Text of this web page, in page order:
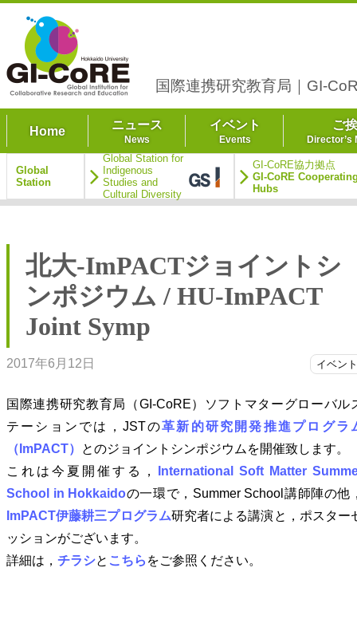
国際連携研究教育局｜GI-
Home ニュース
News
イベント
Events
ご
Director’s
Global
Station
Global Station for
Indigenous
Studies and
Cultural Diversity
GI-CoRE協力拠点
GI-CoRE
Hubs
北大-ImPACTジョイントシ
ンポジウム / HU-ImPACT
Joint Symp
イベント
2017年6月12日
国際連携研究教育局（GI-CoRE）ソフトマターグローバル
テーションでは，JSTの革新的研究開発推進プログラ
（ImPACT）
とのジョイントシンポジウムを開催致します。
これは今夏開催する，
International Soft Matter
School in Hokkaidoの一環で，Summer School講師陣の他
ImPACT伊藤耕三プログラム研究者による講演と，ポスター
ッションがございます。
詳細は， チラシと こちら をご参照ください。